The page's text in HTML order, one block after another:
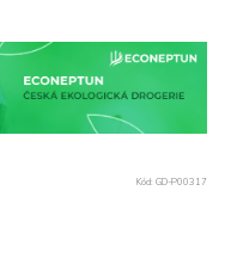
Kód: GD-P00317